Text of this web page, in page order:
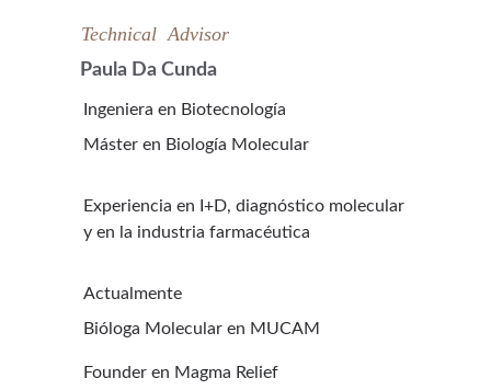
Ingeniera en Biotecnología
Máster en Biología Molecular
Experiencia en I+D, diagnóstico molecular
y en la industria farmacéutica
Actualmente
Bióloga Molecular en MUCAM
Founder en Magma Relief
Paula Da Cunda
Technical  Advisor